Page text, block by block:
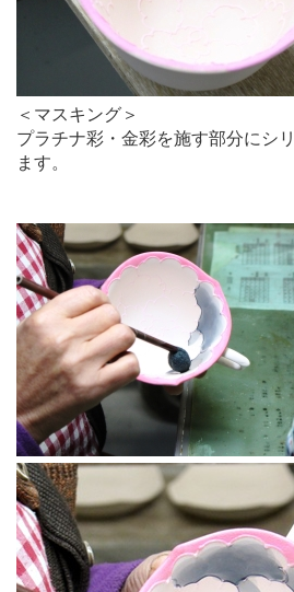
＜マスキング＞
プラチナ彩・金彩を施す部分にシ
ます。